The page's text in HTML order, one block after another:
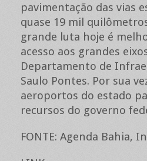
pavimentação das vias
quase 19 mil
grande luta hoje é
acesso aos grandes
Departamento de
Saulo Pontes. Por sua
aeroportos do estado
recursos do governo
FONTE: Agenda Bahia,